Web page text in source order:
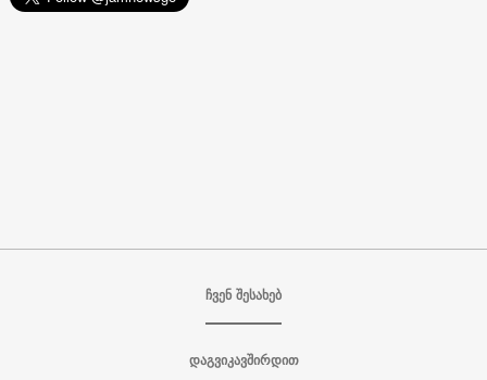
ჩვენ შესახებ
დაგვიკავშირდით